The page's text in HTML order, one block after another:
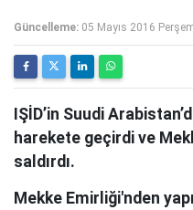
Güncelleme: 05 Mayıs 2016
IŞİD’in Suudi
harekete geçirdi ve
saldırdı.
Mekke Emirliği'nden